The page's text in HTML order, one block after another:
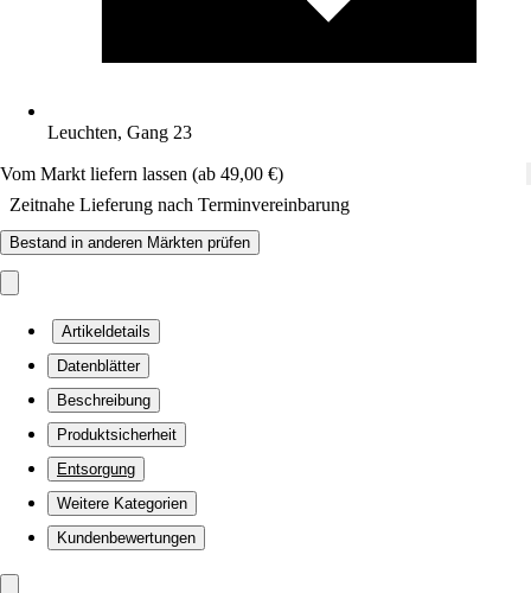
Leuchten, Gang 23
Vom Markt liefern lassen (ab 49,00 €)
Zeitnahe Lieferung nach Terminvereinbarung
Bestand in anderen Märkten prüfen
Artikeldetails
Datenblätter
Beschreibung
Produktsicherheit
Entsorgung
Weitere Kategorien
Kundenbewertungen